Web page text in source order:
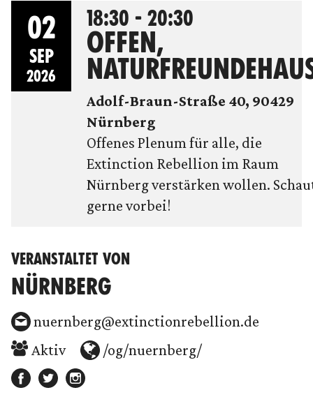
02
SEP
2026
18:30 - 20:30
OFFEN,
Adolf-Braun-Straße 40, 90429
Nürnberg
Offenes Plenum für alle, die
Extinction Rebellion im Raum
Nürnberg verstärken wollen.
gerne vorbei!
VERANSTALTET VON
NÜRNBERG
nuernberg@extinctionrebellion.de
Aktiv
/og/nuernberg/